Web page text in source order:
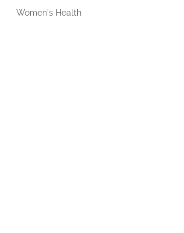
Women's Health